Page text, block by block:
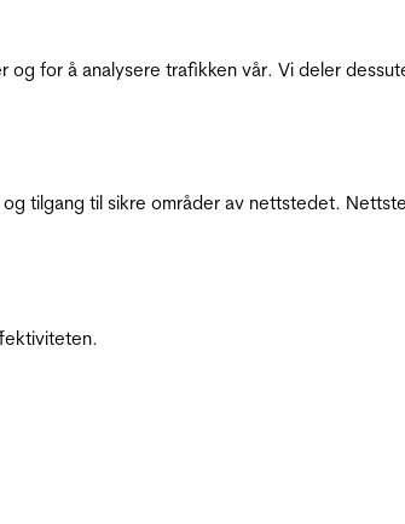
for å analysere trafikken vår. Vi deler
tilgang til sikre områder av nettstedet.